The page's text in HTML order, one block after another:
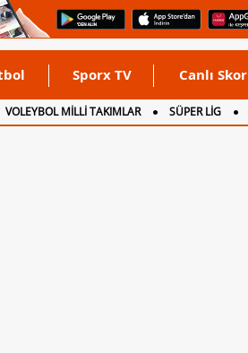
Sporx TV Canlı Skor
VOLEYBOL MİLLİ TAKIMLAR SÜPER LİG